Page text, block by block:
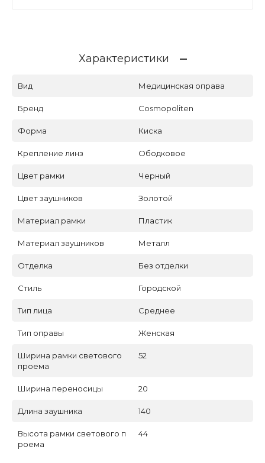
Характеристики
Вид Медицинская оправа
Бренд Cosmopoliten
Форма Киска
Крепление линз Ободковое
Цвет рамки Черный
Цвет заушников Золотой
Материал рамки Пластик
Материал заушников Металл
Отделка Без отделки
Стиль Городской
Тип лица Среднее
Тип оправы Женская
Ширина рамки светового
проема
52
Ширина переносицы 20
Длина заушника 140
Высота рамки светового п
роема
44